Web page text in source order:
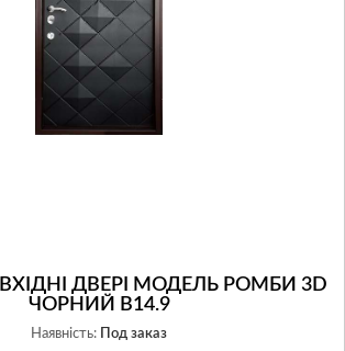
ДВЕРІ МОДЕЛЬ РОМБИ 3D
ЧОРНИЙ В14.9
Наявність:
Под заказ